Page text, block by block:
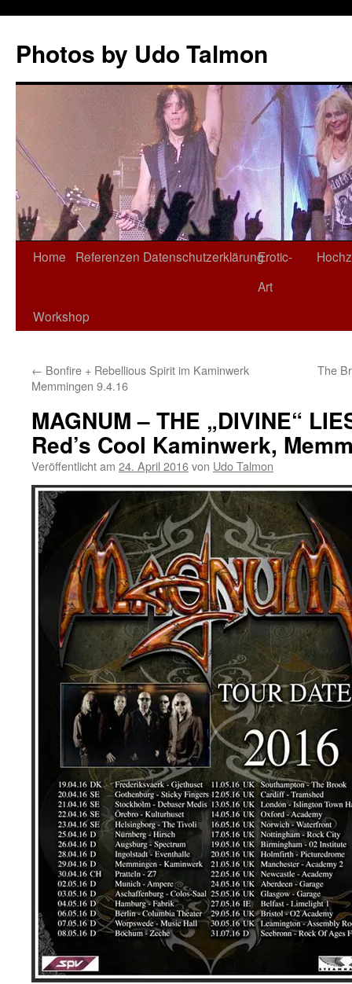
springen
Photos by Udo Talmon
Home Referenzen DatenschutzerklärungErotic-
Art
Workshop
← Bonfire + Rebellious Spirit im Kaminwerk
Memmingen 9.4.16
The
MAGNUM – THE „DIVINE“
Red’s Cool Kaminwerk,
Veröffentlicht am 24. April 2016von Udo Talmon